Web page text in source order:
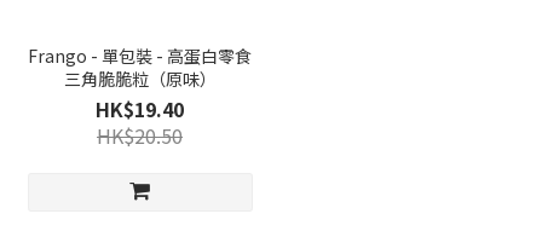
Frango - 單包裝 - 高蛋白零食
三角脆脆粒（原味）
HK$19.40
HK$20.50